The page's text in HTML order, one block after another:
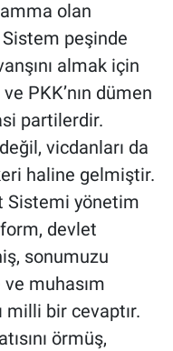
olan
peşinde
almak için
PKK’nın dümen
partilerdir.
vicdanları da
haline gelmiştir.
Sistemi yönetim
devlet
sonumuzu
muhasım
milli bir cevaptır.
örmüş,